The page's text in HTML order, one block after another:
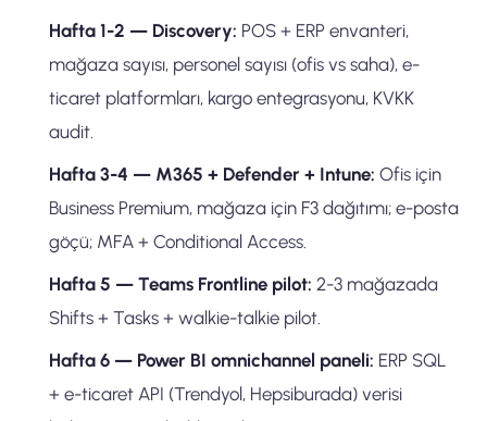
Hafta 1-2 — Discovery: POS + ERP envanteri,
mağaza sayısı, personel sayısı (ofis vs saha), e-
ticaret platformları, kargo entegrasyonu, KVKK
audit.
Hafta 3-4 — M365 + Defender + Intune: Ofis için
Business Premium, mağaza için F3 dağıtımı; e-posta
göçü; MFA + Conditional Access.
Hafta 5 — Teams Frontline pilot: 2-3 mağazada
Shifts + Tasks + walkie-talkie pilot.
Hafta 6 — Power BI omnichannel paneli: ERP SQL
+ e-ticaret API (Trendyol, Hepsiburada) verisi